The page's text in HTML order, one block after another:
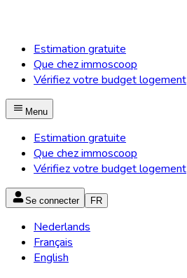
Estimation gratuite
Que chez immoscoop
Vérifiez votre budget logement
Menu
Estimation gratuite
Que chez immoscoop
Vérifiez votre budget logement
Se connecter FR
Nederlands
Français
English